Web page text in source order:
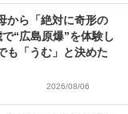
から「絶対に奇形の
“広島原爆”を体験し
も「うむ」と決めた
2026/08/06